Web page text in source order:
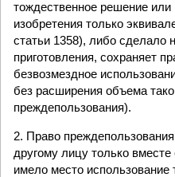
тождественное решение
изобретения только
статьи 1358), либо сделало
приготовления, сохраняет
безвозмездное
без расширения объема
преждепользования).
2. Право
другому лицу только
имело место